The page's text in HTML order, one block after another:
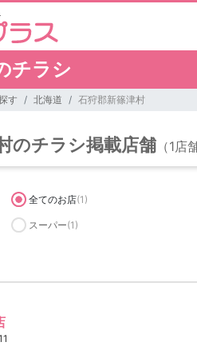
チラシ
す 北海道 石狩郡新篠津村
のチラシ掲載店舗 （1店
全てのお店(1)
スーパー(1)